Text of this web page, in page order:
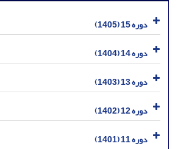
دوره 15 (1405)
دوره 14 (1404)
دوره 13 (1403)
دوره 12 (1402)
دوره 11 (1401)